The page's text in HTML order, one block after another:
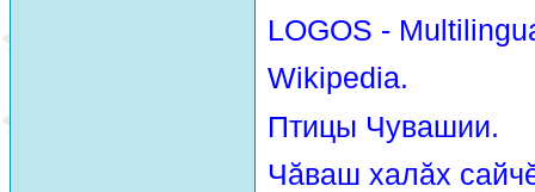
LOGOS -
Wikipedia.
Птицы Чувашии.
Чăваш халăх